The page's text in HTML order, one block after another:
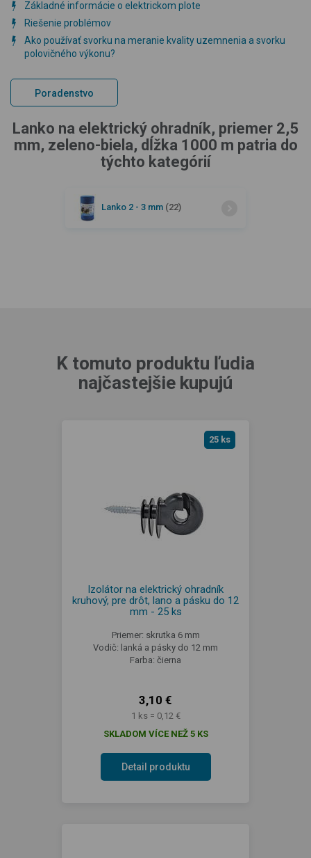
Základné informácie o elektrickom plote
Riešenie problémov
Ako používať svorku na meranie kvality uzemnenia a svorku
polovičného výkonu?
Poradenstvo
Lanko na elektrický ohradník, priemer 2,5
mm, zeleno-biela, dĺžka 1000 m patria do
týchto kategórií
Lanko 2 - 3 mm (22)
K tomuto produktu ľudia
najčastejšie kupujú
25 ks
Izolátor na elektrický ohradník
kruhový, pre drôt, lano a pásku do 12
mm - 25 ks
Priemer: skrutka 6 mm
Vodič: lanká a pásky do 12 mm
Farba: čierna
3,10 €
1 ks = 0,12 €
SKLADOM VÍCE NEŽ 5 KS
Detail produktu